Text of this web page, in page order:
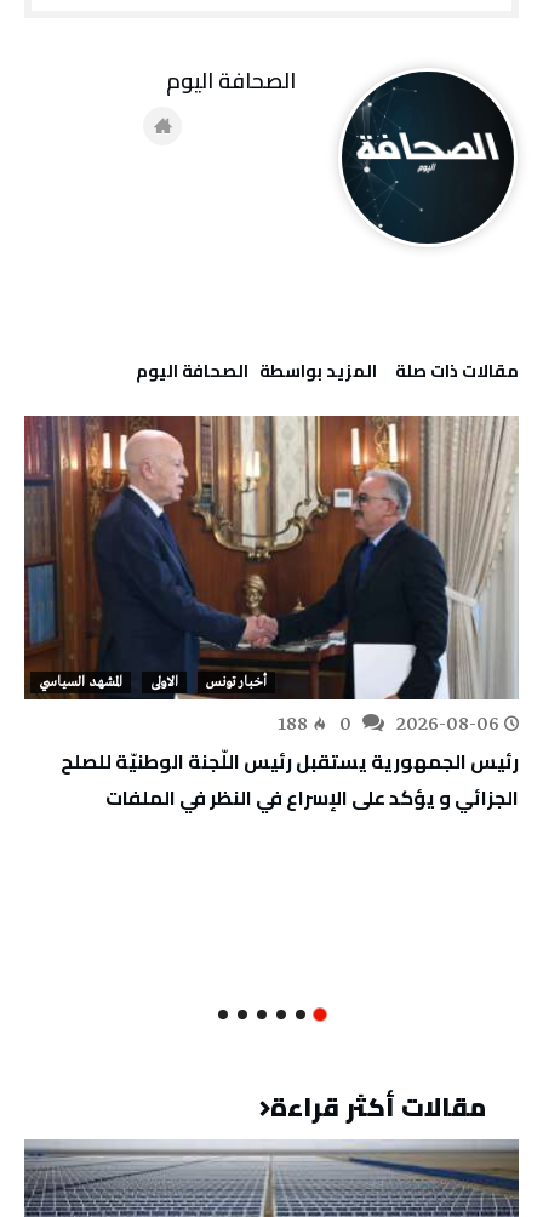
‫مقالات ذات صلة‬ ‫‫المزيد بواسطة‬ ‬ ‭ ‬الصحافة‭ ‬اليوم
أخبار تونس الاولى المشهد السياسي
2026-08-06
188
رئيس الجمهورية يستقبل رئيس اللّجنة الوطنيّة للصلح
الجزائي و يؤكد على الإسراع في النظر في الملفات
مقالات أكثر قراءة